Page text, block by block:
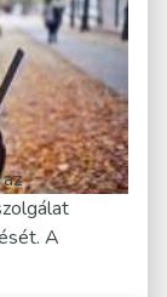
A